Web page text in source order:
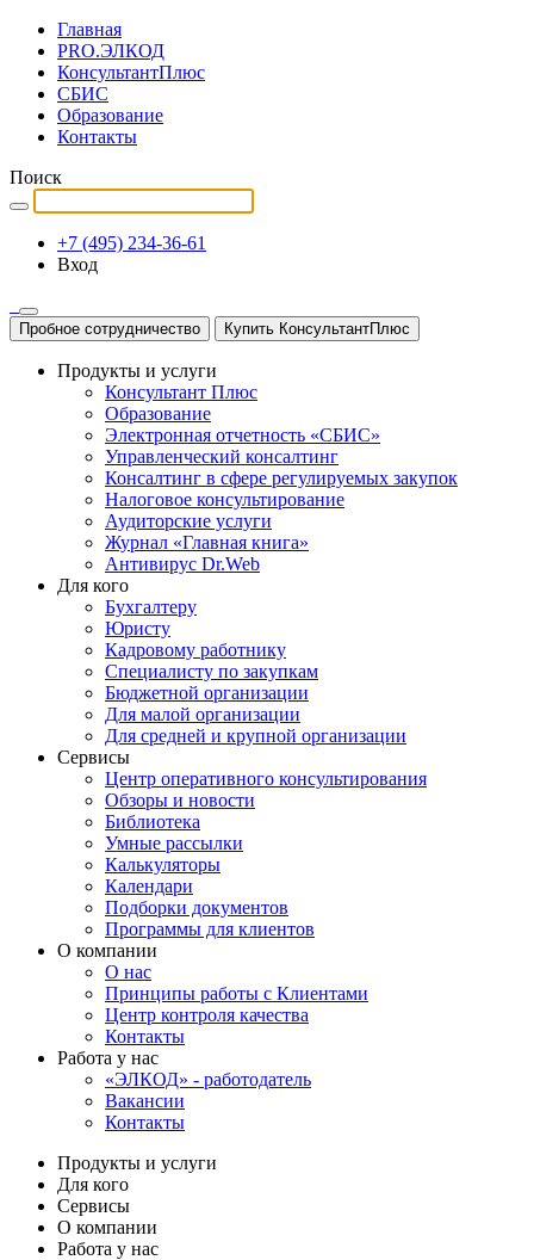
Главная
PRO.ЭЛКОД
КонсультантПлюс
СБИС
Образование
Контакты
Поиск
+7 (495) 234-36-61
Вход
Пробное сотрудничество Купить КонсультантПлюс
Продукты и услуги
Консультант Плюс
Образование
Электронная отчетность «СБИС»
Управленческий консалтинг
Консалтинг в сфере регулируемых закупок
Налоговое консультирование
Аудиторские услуги
Журнал «Главная книга»
Антивирус Dr.Web
Для кого
Бухгалтеру
Юристу
Кадровому работнику
Специалисту по закупкам
Бюджетной организации
Для малой организации
Для средней и крупной организации
Сервисы
Центр оперативного консультирования
Обзоры и новости
Библиотека
Умные рассылки
Калькуляторы
Календари
Подборки документов
Программы для клиентов
О компании
О нас
Принципы работы с Клиентами
Центр контроля качества
Контакты
Работа у нас
«ЭЛКОД» - работодатель
Вакансии
Контакты
Продукты и услуги
Для кого
Сервисы
О компании
Работа у нас